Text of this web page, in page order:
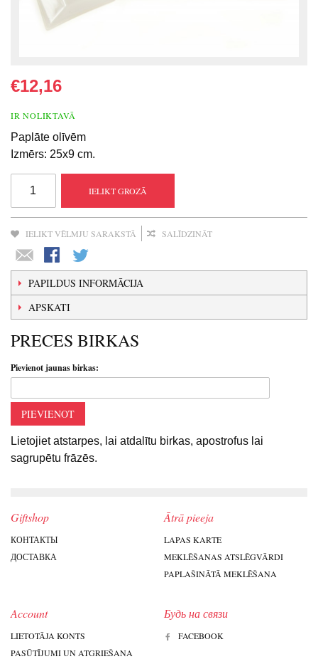
€12,16
IR NOLIKTAVĀ
Paplāte olīvēm
Izmērs: 25x9 cm.
IELIKT GROZĀ
IELIKT VĒLMJU SARAKSTĀ SALĪDZINĀT
PAPILDUS INFORMĀCIJA
APSKATI
PRECES BIRKAS
Pievienot jaunas birkas:
PIEVIENOT
Lietojiet atstarpes, lai atdalītu birkas, apostrofus lai
sagrupētu frāzēs.
Giftshop
КОНТАКТЫ
ДОСТАВКА
Ātrā pieeja
LAPAS KARTE
MEKLĒŠANAS ATSLĒGVĀRDI
PAPLAŠINĀTĀ MEKLĒŠANA
Account
LIETOTĀJA KONTS
PASŪTĪJUMI UN ATGRIEŠANA
Будь на связи
FACEBOOK